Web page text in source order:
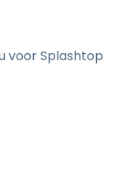
voor Splashtop